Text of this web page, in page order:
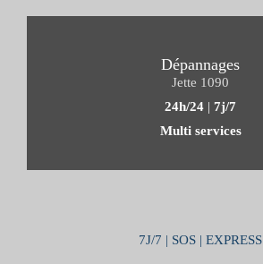
Dépannages
Jette 1090
24h/24 | 7j/7
Multi services
7J/7 | SOS | EXPRESS